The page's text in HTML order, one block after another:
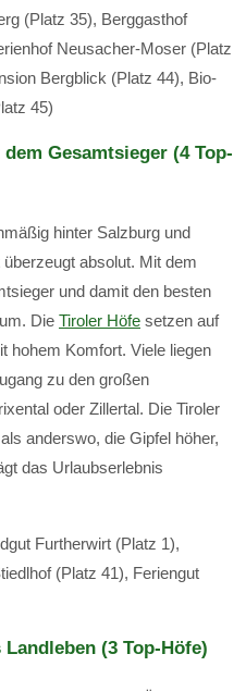
(Platz 35), Berggasthof
Neusacher-Moser (Platz
Bergblick (Platz 44), Bio-
45)
Gesamtsieger (4 Top-
hinter Salzburg und
absolut. Mit dem
und damit den besten
Die Tiroler Höfe setzen auf
hohem Komfort. Viele liegen
zu den großen
oder Zillertal. Die Tiroler
anderswo, die Gipfel höher,
das Urlaubserlebnis
Furtherwirt (Platz 1),
(Platz 41), Feriengut
(3 Top-Höfe)